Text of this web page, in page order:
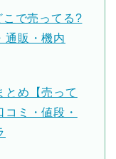
で売ってる?
通販・機内
とめ【売って
ミ・値段・